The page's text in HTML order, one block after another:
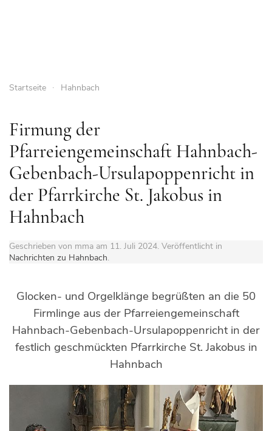
Startseite Hahnbach
Firmung der
Pfarreiengemeinschaft Hahnbach-
Gebenbach-Ursulapoppenricht in
der Pfarrkirche St. Jakobus in
Hahnbach
Geschrieben von mma am 11. Juli 2024. Veröffentlicht in
Nachrichten zu Hahnbach.
Glocken- und Orgelklänge begrüßten an die 50
Firmlinge aus der Pfarreiengemeinschaft
Hahnbach-Gebenbach-Ursulapoppenricht in der
festlich geschmückten Pfarrkirche St. Jakobus in
Hahnbach